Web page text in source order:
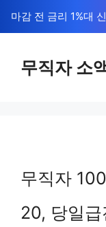
텐
마감 전 금리 1%대
무직자 소
무직자
20, 당일